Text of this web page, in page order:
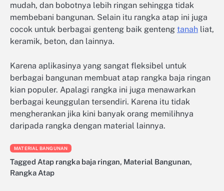
mudah, dan bobotnya lebih ringan sehingga tidak
membebani bangunan. Selain itu rangka atap ini juga
cocok untuk berbagai genteng baik genteng tanah liat,
keramik, beton, dan lainnya.
Karena aplikasinya yang sangat fleksibel untuk
berbagai bangunan membuat atap rangka baja ringan
kian populer. Apalagi rangka ini juga menawarkan
berbagai keunggulan tersendiri. Karena itu tidak
mengherankan jika kini banyak orang memilihnya
daripada rangka dengan material lainnya.
MATERIAL BANGUNAN
Tagged Atap rangka baja ringan, Material Bangunan,
Rangka Atap